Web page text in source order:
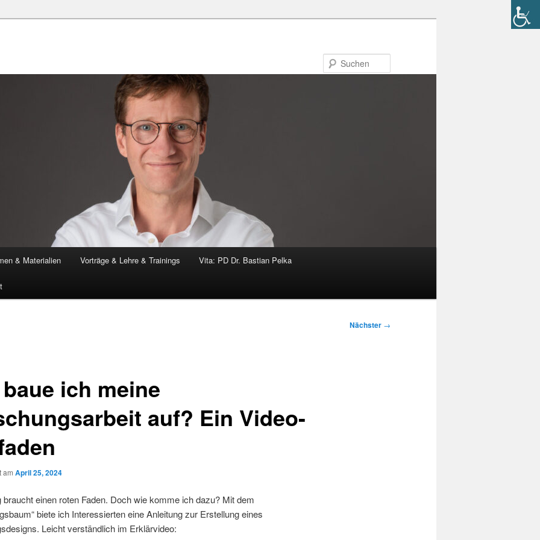
& Materialien Vorträge & Lehre & Trainings Vita: PD Dr. Bastian Pelka
Nächster →
ich meine
auf? Ein Video-
am April 25, 2024
braucht einen roten Faden. Doch wie komme ich dazu? Mit dem
biete ich Interessierten eine Anleitung zur Erstellung eines
Leicht verständlich im Erklärvideo: